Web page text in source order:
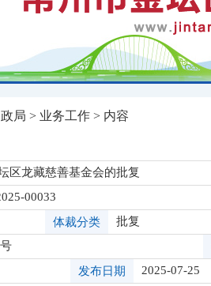
局 > 业务工作 > 内容
区龙藏慈善基金会的批复
00033
体裁分类 批复
发布日期 2025-07-25